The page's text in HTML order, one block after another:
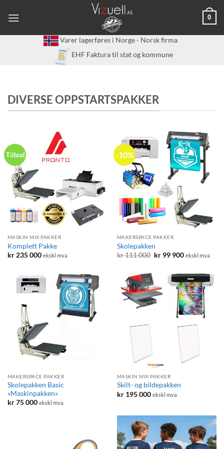
0
Varer lagerføres i Norge - Norsk firma
EHF Faktura til stat og kommune
DIVERSE OPPSTARTSPAKKER
Tilbud
MASKIN MIX PAKKER
Komplett Pakke
kr235 000 ekskl mva
-10%
MAKERSPACE PAKKER
Skolepakken
kr111 000 Opprinnelig
kr 111
000.
kr99 900Nåværende
kr 99
900.
ekskl mva
MAKERSPACE PAKKER
Skolepakken Basic
«Maskinpakken»
kr75 000 ekskl mva
MASKIN MIX PAKKER
Skilt- og bildepakken
kr195 000 ekskl mva